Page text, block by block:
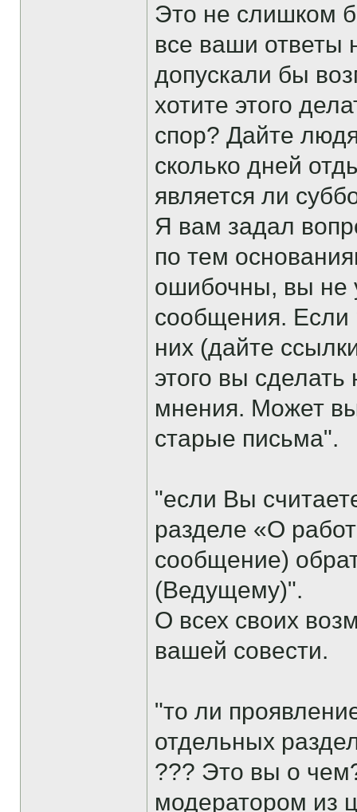
Это не слишком
все ваши ответы
допускали бы
хотите этого
спор? Дайте
сколько дней
является ли
Я вам задал
по тем
ошибочны, вы не
сообщения. Если
них (дайте
этого вы
мнения. Может
старые письма".
"если Вы
разделе «О
сообщение)
(Ведущему)".
О всех своих
вашей совести.
"то ли
отдельных
??? Это вы о
модератором из